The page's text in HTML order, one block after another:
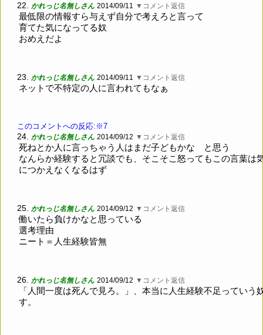
22. かれっじ名無しさん 2014/09/11 ▼コメント返信
最低限の情報すら与えず自分で考えろと言って
育てた気になってる奴
おめえだよ
23. かれっじ名無しさん 2014/09/11 ▼コメント返信
ネットで不特定の人に言われてもなぁ
このコメントへの反応:※7
24. かれっじ名無しさん 2014/09/12 ▼コメント返信
死ねとか人に言っちゃう人はまだ子どもかな と思う
なんらか経験すると冗談でも、そこそこ怒ってもこの言葉は
につかえなくなるはず
25. かれっじ名無しさん 2014/09/12 ▼コメント返信
働いたら負けかなと思っている
選考理由
ニート＝人生経験皆無
26. かれっじ名無しさん 2014/09/12 ▼コメント返信
「人間一度は死んで見ろ。」、本当に人生経験不足っていう
す。